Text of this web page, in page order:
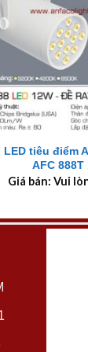
LED tiêu điểm
AFC 888T
Giá bán: Vui